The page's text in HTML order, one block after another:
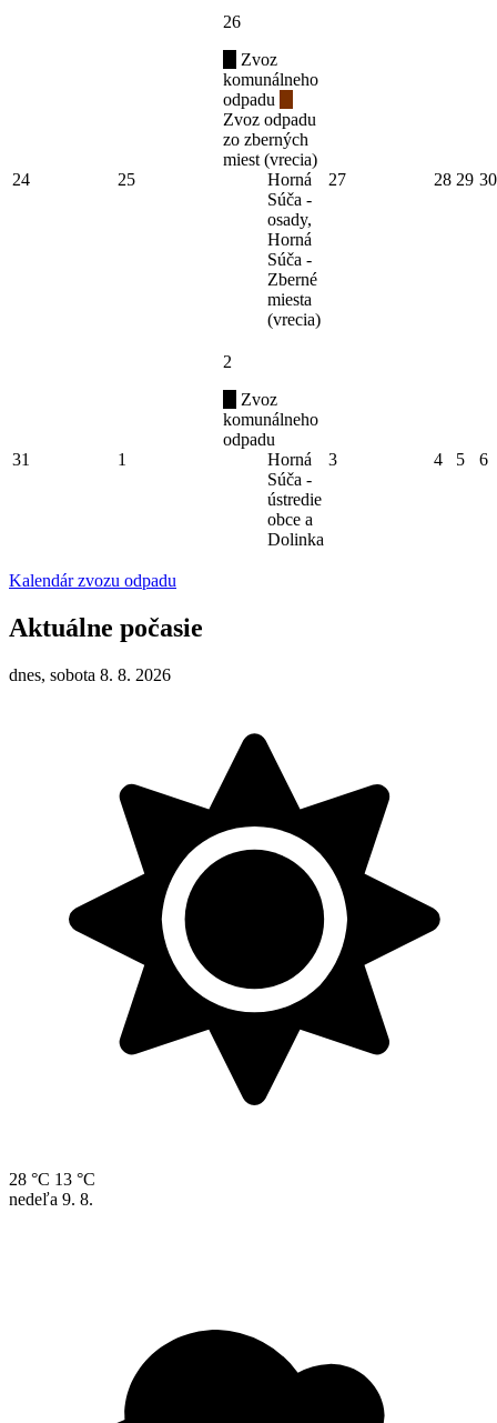
24 25
26
Zvoz
komunálneho
odpadu
Zvoz odpadu
zo zberných
miest (vrecia)
Horná
Súča -
osady,
Horná
Súča -
Zberné
miesta
(vrecia)
27 28 29 30
31 1
2
Zvoz
komunálneho
odpadu
Horná
Súča -
ústredie
obce a
Dolinka
3 4 5 6
Kalendár zvozu odpadu
Aktuálne počasie
dnes, sobota 8. 8. 2026
28 °C 13 °C
nedeľa 9. 8.